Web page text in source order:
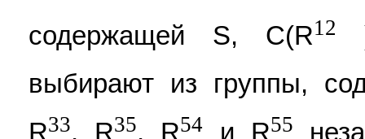
содержащей S, C(R12
выбирают из группы,
R33, R35, R54 и R55